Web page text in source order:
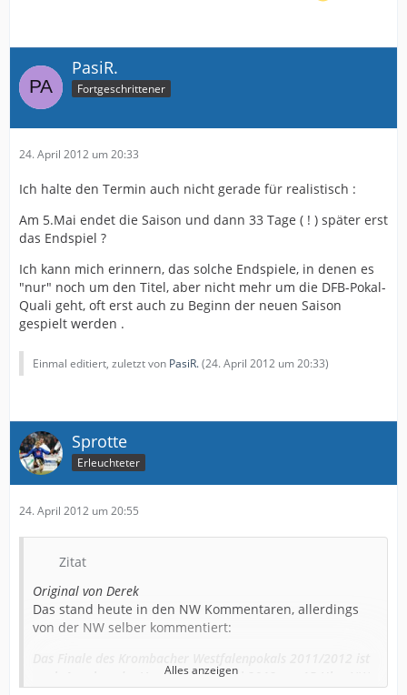
PasiR.
Fortgeschrittener
24. April 2012 um 20:33
Ich halte den Termin auch nicht gerade für realistisch :
Am 5.Mai endet die Saison und dann 33 Tage ( ! ) später erst
das Endspiel ?
Ich kann mich erinnern, das solche Endspiele, in denen es
"nur" noch um den Titel, aber nicht mehr um die DFB-Pokal-
Quali geht, oft erst auch zu Beginn der neuen Saison
gespielt werden .
Einmal editiert, zuletzt von PasiR.(24. April 2012 um 20:33)
Sprotte
Erleuchteter
24. April 2012 um 20:55
Zitat
Original von Derek
Das stand heute in den NW Kommentaren, allerdings
von der NW selber kommentiert:
nach Angaben des Vereins am 7. Juni 2012 um 15 Uhr.
Alles anzeigen